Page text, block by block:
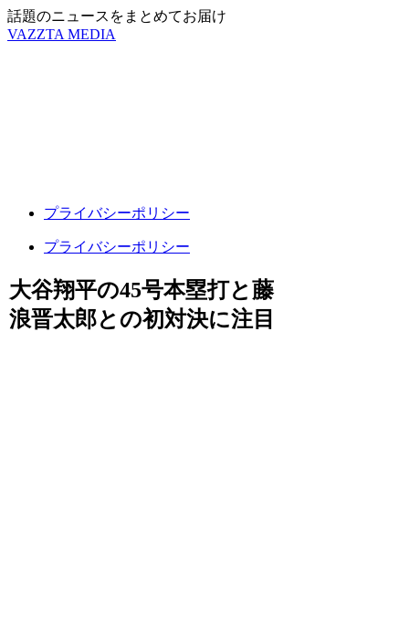
話題のニュースをまとめてお届け
VAZZTA MEDIA
プライバシーポリシー
プライバシーポリシー
大谷翔平の45号本塁打と藤
浪晋太郎との初対決に注目